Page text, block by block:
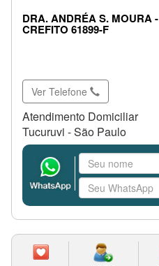
DRA. ANDRÉA S. MOURA -
CREFITO 61899-F
Ver Telefone
Atendimento Domiciliar
Tucuruvi - São Paulo